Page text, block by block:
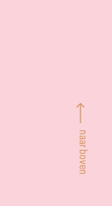
naar boven